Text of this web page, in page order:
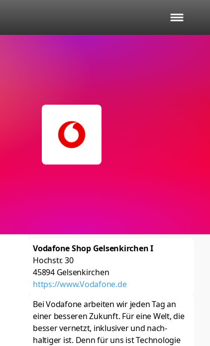
Vodafone Shop Gelsenkirchen I
Hochstr. 30
45894 Gelsenkirchen
https://www.Vodafone.de
Bei Vodafone arbeiten wir jeden Tag an
einer besseren Zukunft. Für eine Welt, die
besser ver­netzt, inklu­siver und nach­
haltiger ist. Denn für uns ist Techno­logie